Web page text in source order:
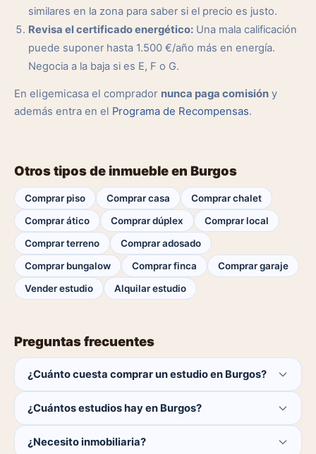
similares en la zona para saber si el precio es justo.
Revisa el certificado energético: Una mala calificación
puede suponer hasta 1.500 €/año más en energía.
Negocia a la baja si es E, F o G.
En eligemicasa el comprador nunca paga comisión y
además entra en el Programa de Recompensas.
Otros tipos de inmueble en Burgos
Comprar piso Comprar casa
Comprar chalet
Comprar ático
Comprar dúplex
Comprar local
Comprar terreno
Comprar adosado
Comprar bungalow
Comprar finca
Comprar garaje
Vender estudio
Alquilar estudio
Preguntas frecuentes
¿Cuánto cuesta comprar un estudio en Burgos?
¿Cuántos estudios hay en Burgos?
catálogo se actualiza a diario.
¿Necesito inmobiliaria?